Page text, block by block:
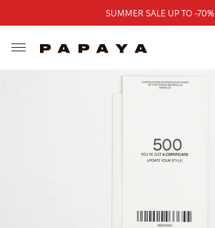
Треба допомога?
Адреси магазинів
SUMMER SALE UP TO -70%